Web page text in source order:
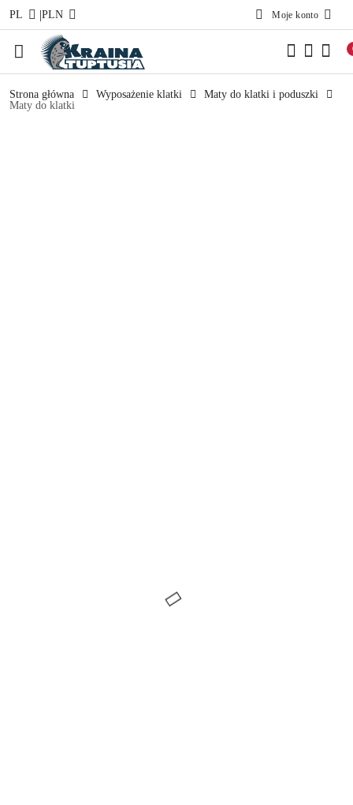
Przejdź do treści głównej
Przejdź do wyszukiwarki
Przejdź do moje konto
Przejdź do menu głównego
Przejdź do opisu produktu
Przejdź do stopki
PL |PLN Moje konto
Strona główna Wyposażenie klatki
Maty do klatki i poduszki
Maty do klatki